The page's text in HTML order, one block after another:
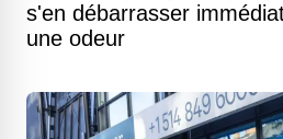
s'en débarrasser
une odeur